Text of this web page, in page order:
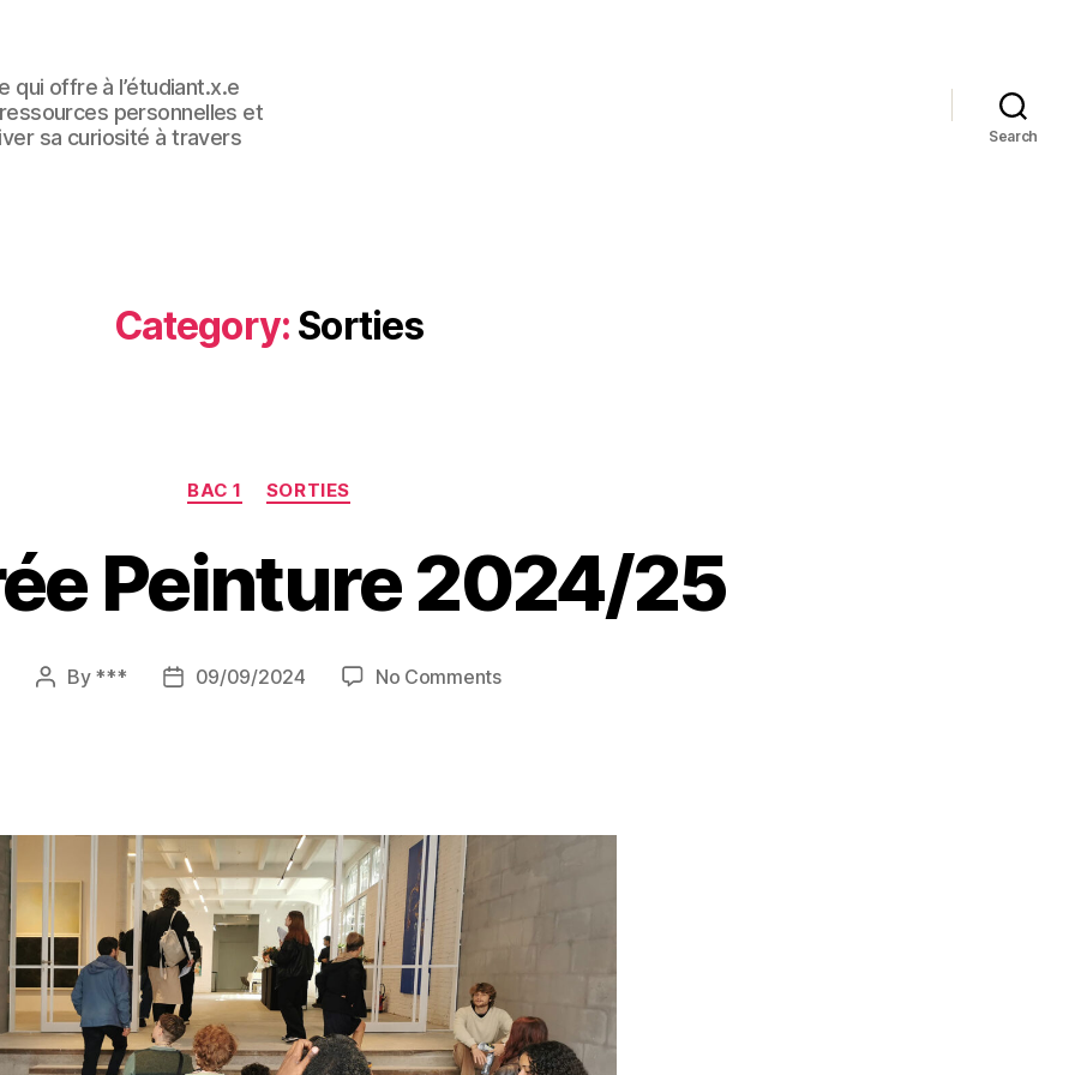
qui offre à l’étudiant.x.e
personnelles et
sa curiosité à travers
Search
Category: Sorties
Categories
BAC 1 SORTIES
Peinture 2024/25
Post
By ***
Post09/09/2024 No Commentson